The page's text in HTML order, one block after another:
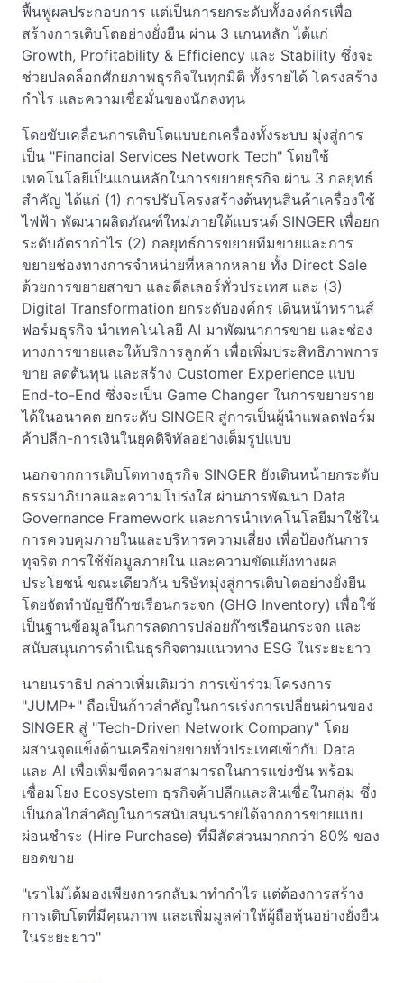
ฟื้นฟูผลประกอบการ แต่เป็นการยกระดับทั้งองค์กรเพื่อ
สร้างการเติบโตอย่างยั่งยืน ผ่าน 3 แกนหลัก ได้แก่
Growth, Profitability & Efficiency และ Stability ซึ่งจะ
ช่วยปลดล็อกศักยภาพธุรกิจในทุกมิติ ทั้งรายได้ โครงสร้าง
กำไร และความเชื่อมั่นของนักลงทุน
โดยขับเคลื่อนการเติบโตแบบยกเครื่องทั้งระบบ มุ่งสู่การ
เป็น "Financial Services Network Tech" โดยใช้
เทคโนโลยีเป็นแกนหลักในการขยายธุรกิจ ผ่าน 3 กลยุทธ์
สำคัญ ได้แก่ (1) การปรับโครงสร้างต้นทุนสินค้าเครื่องใช้
ไฟฟ้า พัฒนาผลิตภัณฑ์ใหม่ภายใต้แบรนด์ SINGER เพื่อยก
ระดับอัตรากำไร (2) กลยุทธ์การขยายทีมขายและการ
ขยายช่องทางการจำหน่ายที่หลากหลาย ทั้ง Direct Sale
ด้วยการขยายสาขา และดีลเลอร์ทั่วประเทศ และ (3)
Digital Transformation ยกระดับองค์กร เดินหน้าทรานส์
ฟอร์มธุรกิจ นำเทคโนโลยี AI มาพัฒนาการขาย และช่อง
ทางการขายและให้บริการลูกค้า เพื่อเพิ่มประสิทธิภาพการ
ขาย ลดต้นทุน และสร้าง Customer Experience แบบ
End-to-End ซึ่งจะเป็น Game Changer ในการขยายราย
ได้ในอนาคต ยกระดับ SINGER สู่การเป็นผู้นำแพลตฟอร์ม
ค้าปลีก-การเงินในยุคดิจิทัลอย่างเต็มรูปแบบ
นอกจากการเติบโตทางธุรกิจ SINGER ยังเดินหน้ายกระดับ
ธรรมาภิบาลและความโปร่งใส ผ่านการพัฒนา Data
Governance Framework และการนำเทคโนโลยีมาใช้ใน
การควบคุมภายในและบริหารความเสี่ยง เพื่อป้องกันการ
ทุจริต การใช้ข้อมูลภายใน และความขัดแย้งทางผล
ประโยชน์ ขณะเดียวกัน บริษัทมุ่งสู่การเติบโตอย่างยั่งยืน
โดยจัดทำบัญชีก๊าซเรือนกระจก (GHG Inventory) เพื่อใช้
เป็นฐานข้อมูลในการลดการปล่อยก๊าซเรือนกระจก และ
สนับสนุนการดำเนินธุรกิจตามแนวทาง ESG ในระยะยาว
นายนราธิป กล่าวเพิ่มเติมว่า การเข้าร่วมโครงการ
"JUMP+" ถือเป็นก้าวสำคัญในการเร่งการเปลี่ยนผ่านของ
SINGER สู่ "Tech-Driven Network Company" โดย
ผสานจุดแข็งด้านเครือข่ายขายทั่วประเทศเข้ากับ Data
และ AI เพื่อเพิ่มขีดความสามารถในการแข่งขัน พร้อม
เชื่อมโยง Ecosystem ธุรกิจค้าปลีกและสินเชื่อในกลุ่ม ซึ่ง
เป็นกลไกสำคัญในการสนับสนุนรายได้จากการขายแบบ
ผ่อนชำระ (Hire Purchase) ที่มีสัดส่วนมากกว่า 80% ของ
ยอดขาย
"เราไม่ได้มองเพียงการกลับมาทำกำไร แต่ต้องการสร้าง
การเติบโตที่มีคุณภาพ และเพิ่มมูลค่าให้ผู้ถือหุ้นอย่างยั่งยืน
ในระยะยาว"